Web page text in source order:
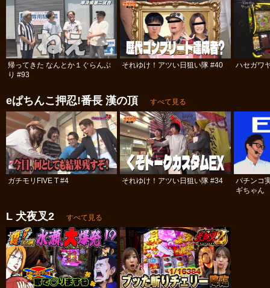
帰ってきた なんとか１ぐらんぷ
り #93
それゆけ！アツい日狙い隊 #40 ハセガワ
eぱちんこ押忍!番長 漢の頂 すべて見る
ガチモリFIVE T #4 それゆけ！アツい日狙い隊 #34
パチンコ
ギちゃん
L 犬夜叉2 すべて見る